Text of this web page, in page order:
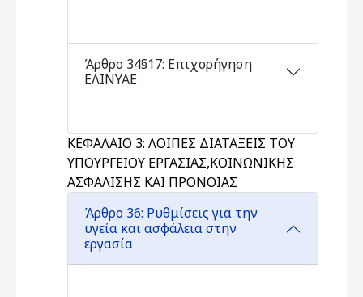
Άρθρο 34§17: Επιχορήγηση
ΕΛΙΝΥΑΕ
ΚΕΦΑΛΑΙΟ 3: ΛΟΙΠΕΣ ΔΙΑΤΑΞΕΙΣ ΤΟΥ
ΥΠΟΥΡΓΕΙΟΥ ΕΡΓΑΣΙΑΣ,ΚΟΙΝΩΝΙΚΗΣ
ΑΣΦΑΛΙΣΗΣ ΚΑΙ ΠΡΟΝΟΙΑΣ
Άρθρο 36: Ρυθμίσεις για την
υγεία και ασφάλεια στην
εργασία